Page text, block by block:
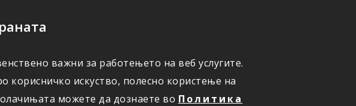
важни за работењето на веб услугите.
искуство, полесно користење на
можете да дознаете во Политика
ОНЛАЈН ПРИЈАВИ ШТЕТА